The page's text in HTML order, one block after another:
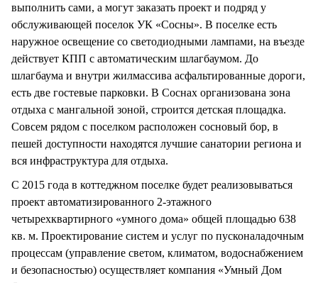
выполнить сами, а могут заказать проект и подряд у
обслуживающей поселок УК «Сосны». В поселке есть
наружное освещение со светодиодными лампами, на въезде
действует КПП с автоматическим шлагбаумом. До
шлагбаума и внутри жилмассива асфальтированные дороги,
есть две гостевые парковки. В Соснах организована зона
отдыха с мангальной зоной, строится детская площадка.
Совсем рядом с поселком расположен сосновый бор, в
пешей доступности находятся лучшие санатории региона и
вся инфраструктура для отдыха.
С 2015 года в коттеджном поселке будет реализовываться
проект автоматизированного 2-этажного
четырехквартирного «умного дома» общей площадью 638
кв. м. Проектирование систем и услуг по пусконаладочным
процессам (управление светом, климатом, водоснабжением
и безопасностью) осуществляет компания «Умный Дом